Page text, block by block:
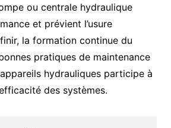
ou centrale hydraulique
et prévient l’usure
la formation continue du
pratiques de maintenance
hydrauliques participe à
des systèmes.